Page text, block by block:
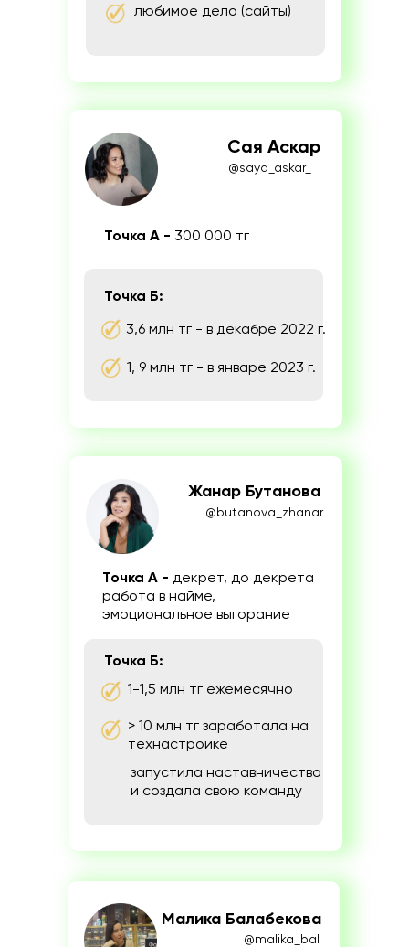
любимое дело (сайты)
Сая Аскар
3,6 млн тг - в декабре 2022 г.
1, 9 млн тг - в январе 2023 г.
@saya_askar_
Точка А - 300 000 тг
Точка Б:
Жанар Бутанова
@butanova_zhanar
Малика Балабекова
@malika_bal
Точка А - декрет, до декрета
работа в найме,
эмоциональное выгорание
Точка Б:
1-1,5 млн тг ежемесячно
> 10 млн тг заработала на
технастройке
запустила наставничество
и создала свою команду